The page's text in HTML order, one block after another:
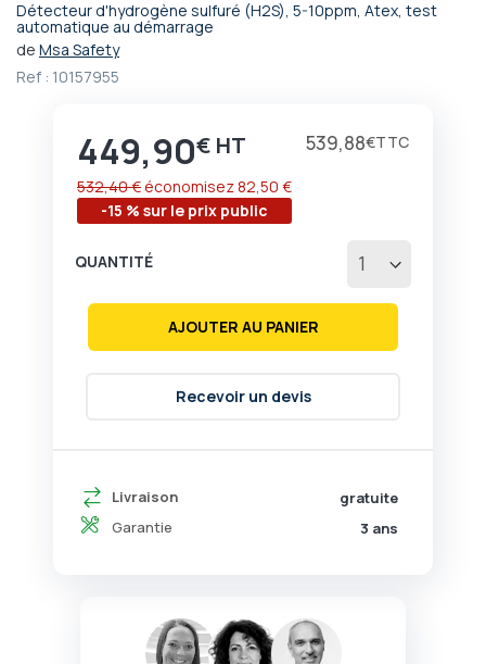
Détecteur d'hydrogène sulfuré (H2S), 5-10ppm, Atex, test
automatique au démarrage
de Msa Safety
Ref : 10157955
Prix
449,90€ 539,88€
-15 % sur le prix public
532,40 € économisez82,50 €
Livraison
gratuite
Garantie
3 ans
QUANTITÉ
AJOUTER AU PANIER
Recevoir un devis
Passer
au
de
d’images